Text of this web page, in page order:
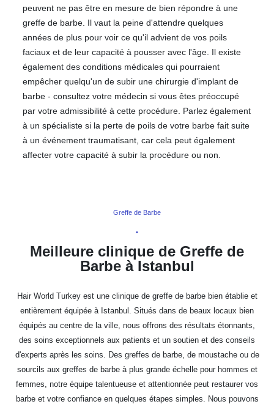
peuvent ne pas être en mesure de bien répondre à une
greffe de barbe. Il vaut la peine d'attendre quelques
années de plus pour voir ce qu'il advient de vos poils
faciaux et de leur capacité à pousser avec l'âge. Il existe
également des conditions médicales qui pourraient
empêcher quelqu'un de subir une chirurgie d'implant de
barbe - consultez votre médecin si vous êtes préoccupé
par votre admissibilité à cette procédure. Parlez également
à un spécialiste si la perte de poils de votre barbe fait suite
à un événement traumatisant, car cela peut également
affecter votre capacité à subir la procédure ou non.
Greffe de Barbe
•
Meilleure clinique de Greffe de
Barbe à Istanbul
Hair World Turkey est une clinique de greffe de barbe bien établie et
entièrement équipée à Istanbul. Situés dans de beaux locaux bien
équipés au centre de la ville, nous offrons des résultats étonnants,
des soins exceptionnels aux patients et un soutien et des conseils
d'experts après les soins. Des greffes de barbe, de moustache ou de
sourcils aux greffes de barbe à plus grande échelle pour hommes et
femmes, notre équipe talentueuse et attentionnée peut restaurer vos
barbe et votre confiance en quelques étapes simples. Nous pouvons